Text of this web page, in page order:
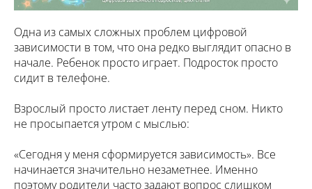
Одна из самых сложных проблем цифровой
зависимости в том, что она редко выглядит опасно в
начале. Ребенок просто играет. Подросток просто
сидит в телефоне.
Взрослый просто листает ленту перед сном. Никто
не просыпается утром с мыслью:
«Сегодня у меня сформируется зависимость». Все
начинается значительно незаметнее. Именно
поэтому родители часто задают вопрос слишком